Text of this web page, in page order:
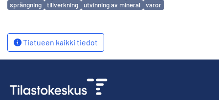
sprängning
tillverkning utvinning av mineral varor
Tietueen kaikki tiedot